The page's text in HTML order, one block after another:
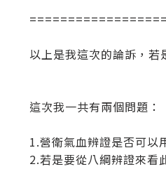
以上是我這次的論訴，若
這次我一共有兩個問題：
1.營衛氣血辨證是否可以
2.若是要從八綱辨證來看